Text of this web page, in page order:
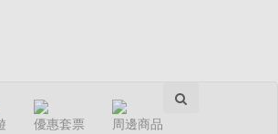
優惠套票 周邊商品
分享：